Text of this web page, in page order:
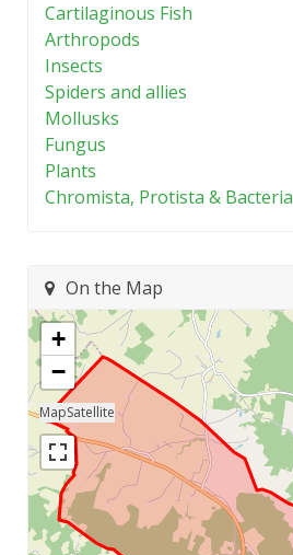
Cartilaginous Fish
Arthropods
Insects
Spiders and allies
Mollusks
Fungus
Plants
Chromista, Protista & Bacteria
On the Map
+
−